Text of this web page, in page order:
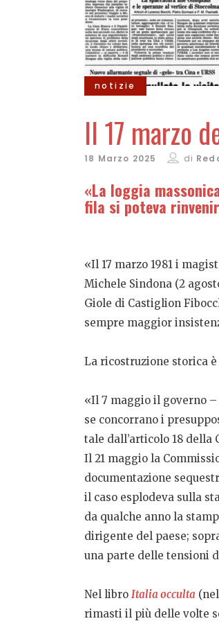
notizie
Il 17 marzo
18 Marzo 2025 di
«La loggia
fila si poteva
«Il 17 marzo 1981 i
Michele Sindona (2
Giole di Castiglion
sempre maggior
La ricostruzione storica
«Il 7 maggio il governo –
se concorrano i
tale dall’articolo 18 della
Il 21 maggio la
documentazione
il caso esplodeva sulla
da qualche anno la
dirigente del paese;
una parte delle tensioni
Nel libro Italia occulta
rimasti il più delle volte